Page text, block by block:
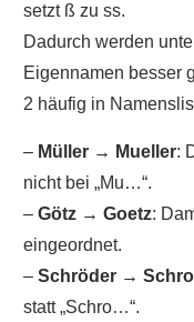
setzt ß zu ss.
Dadurch werden
Eigennamen besser
2 häufig in
– Müller → Mueller:
nicht bei „Mu…“.
– Götz → Goetz:
eingeordnet.
– Schröder →
statt „Schro…“.